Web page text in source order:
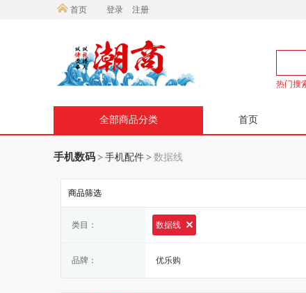
首页 登录 注册
热门搜
全部商品分类 首页
手机数码 > 手机配件 > 数据线
商品筛选
类目： 数据线
品牌： 优乐购